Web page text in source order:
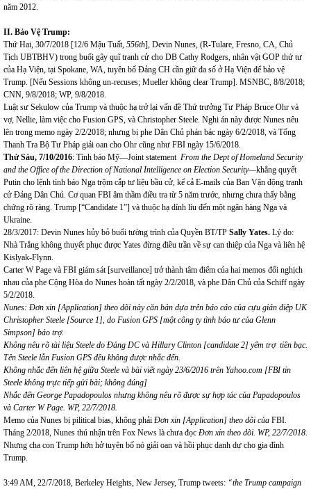
năm 2012.
II. Bảo Vệ Trump:
Thứ Hai, 30/7/2018 [12/6 Mậu Tuất, 556th], Devin Nunes, (R-Tulare, Fresno, CA, Chủ
Tịch UBTBHV) trong buổi gây quĩ tranh cử cho DB Cathy Rodgers, nhân vật GOP thứ tư
của Hạ Viện, tại Spokane, WA, tuyên bố Đảng CH cần giữ đa số ở Hạ Viện để bảo vệ
Trump. [Nếu Sessions không un-recuses; Mueller không clear Trump]. MSNBC, 8/8/2018;
CNN, 9/8/2018; WP, 9/8/2018.
Luật sư Sekulow của Trump và thuộc hạ trở lại vấn đề Thứ trưởng Tư Pháp Bruce Ohr và
vợ, Nellie, làm việc cho Fusion GPS, và Christopher Steele. Nghi án này được Nunes nêu
lên trong memo ngày 2/2/2018; nhưng bị phe Dân Chủ phán bác ngày 6/2/2018, và Tống
Thanh Tra Bộ Tư Pháp giải oan cho Ohr cũng như FBI ngày 15/6/2018.
Thứ Sáu, 7/10/2016: Tình báo Mỹ—Joint statement From the Dept of Homeland Security
and the Office of the Direction of National Intelligence on Election Security—khẳng quyết
Putin cho lệnh tình báo Nga trộm cắp tư liệu bầu cử, kể cả E-mails của Ban Vận động tranh
cử Đảng Dân Chủ. Cơ quan FBI âm thầm điều tra từ 5 năm trước, nhưng chưa thấy bằng
chứng rõ ràng. Trump [“Candidate 1”] và thuộc hạ dính líu đến một ngân hàng Nga và
Ukraine.
28/3/2017: Devin Nunes hủy bỏ buổi tường trình của Quyền BT/TP Sally Yates. Lý do:
Nhà Trắng không thuyết phục được Yates đừng điều trần về sự can thiệp của Nga và liên hệ
Kislyak-Flynn.
Carter W Page và FBI giám sát [surveillance] trở thành tâm điểm của hai memos đối nghịch
nhau của phe Cộng Hòa do Nunes hoàn tất ngày 2/2/2018, và phe Dân Chủ của Schiff ngày
5/2/2018.
Nunes: Đơn xin [Application] theo dõi này căn bản dựa trên báo cáo của cựu gián điệp UK
Christopher Steele [Source 1] , do Fusion GPS [một công ty tình báo tư của Glenn
Simpson] bảo trợ.
Không nêu rõ tài liệu Steele do Đảng DC và Hillary Clinton [candidate 2] yểm trợ tiền bạc.
Tên Steele lẫn Fusion GPS đều không được nhắc đến.
Không nhắc đến liên hệ giữa Steele và bài viết ngày 23/6/2016 trên Yahoo.com [FBI tin
Steele không trực tiếp gửi bài; không đúng]
Nhắc đến George Papadopoulos nhưng không nêu rõ được sự hợp tác của Papadopoulos
và Carter W Page. WP, 22/7/2018.
Memo của Nunes bị pilitical bias, không phải Đơn xin [Application] theo dõi của FBI.
Tháng 2/2018, Nunes thú nhận trên Fox News là chưa đọc Đơn xin theo dõi WP, 22/7/2018.
Nhưng cha con Trump hớn hở tuyên bố nó giải oan và hồi phục danh dự cho gia đình
Trump.
3:49 AM, 22/7/2018, Berkeley Heights, New Jersey, Trump tweets: “the Trump campaign